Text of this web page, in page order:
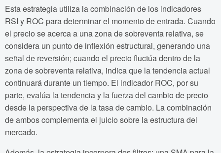
Esta estrategia utiliza la combinación de los indicadores
RSI y ROC para determinar el momento de entrada. Cuando
el precio se acerca a una zona de sobreventa relativa, se
considera un punto de inflexión estructural, generando una
señal de reversión; cuando el precio fluctúa dentro de la
zona de sobreventa relativa, indica que la tendencia actual
continuará durante un tiempo. El indicador ROC, por su
parte, evalúa la tendencia y la fuerza del cambio de precio
desde la perspectiva de la tasa de cambio. La combinación
de ambos complementa el juicio sobre la estructura del
mercado.